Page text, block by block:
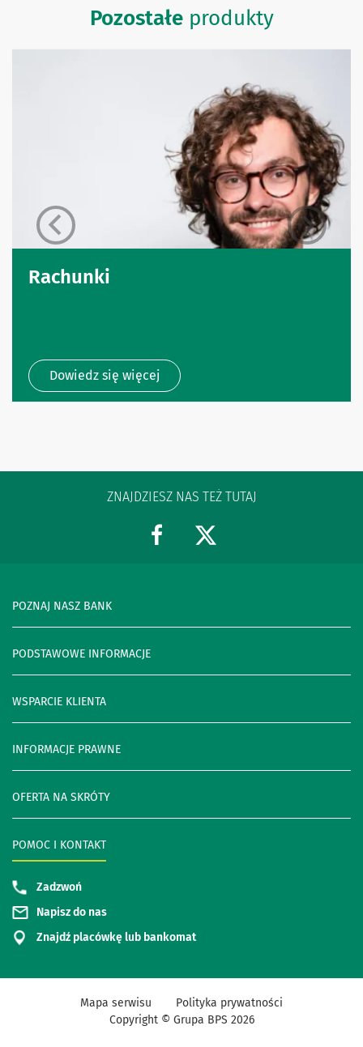
Pozostałeprodukty
Rachunki
Dowiedz się więcej
ZNAJDZIESZ NAS TEŻ TUTAJ
POZNAJ NASZ BANK
PODSTAWOWE INFORMACJE
WSPARCIE KLIENTA
INFORMACJE PRAWNE
OFERTA NA SKRÓTY
POMOC I KONTAKT
Zadzwoń
Napisz do nas
Znajdź placówkę lub bankomat
Mapa serwisu
Polityka prywatności
Copyright © Grupa BPS 2026